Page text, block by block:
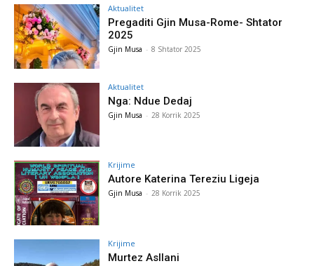
Aktualitet
Pregaditi Gjin Musa-Rome- Shtator
2025
Gjin Musa - 8 Shtator 2025
Aktualitet
Nga: Ndue Dedaj
Gjin Musa - 28 Korrik 2025
Krijime
Autore Katerina Tereziu Ligeja
Gjin Musa - 28 Korrik 2025
Krijime
Murtez Asllani